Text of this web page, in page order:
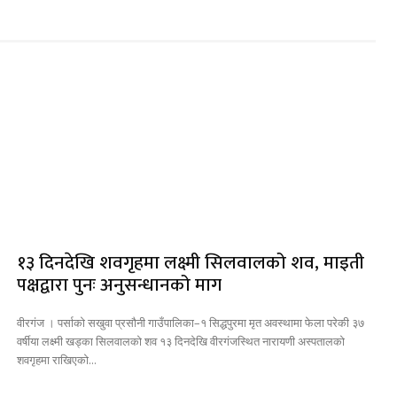
१३ दिनदेखि शवगृहमा लक्ष्मी सिलवालको शव, माइती
पक्षद्वारा पुनः अनुसन्धानको माग
वीरगंज । पर्साको सखुवा प्रसौनी गाउँपालिका–१ सिद्धपुरमा मृत अवस्थामा फेला परेकी ३७
वर्षीया लक्ष्मी खड्का सिलवालको शव १३ दिनदेखि वीरगंजस्थित नारायणी अस्पतालको
शवगृहमा राखिएको...